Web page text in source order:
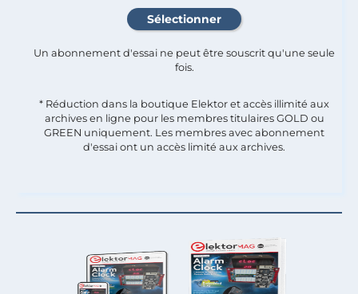
Un abonnement d'essai ne peut être souscrit qu'une seule
fois.​
* Réduction dans la boutique Elektor et accès illimité aux
archives en ligne pour les membres titulaires GOLD ou
GREEN uniquement. Les membres avec abonnement
d'essai ont un accès limité aux archives.